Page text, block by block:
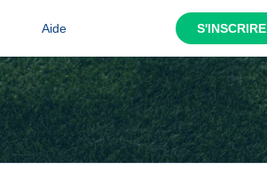
Aide S'INSCRIRE